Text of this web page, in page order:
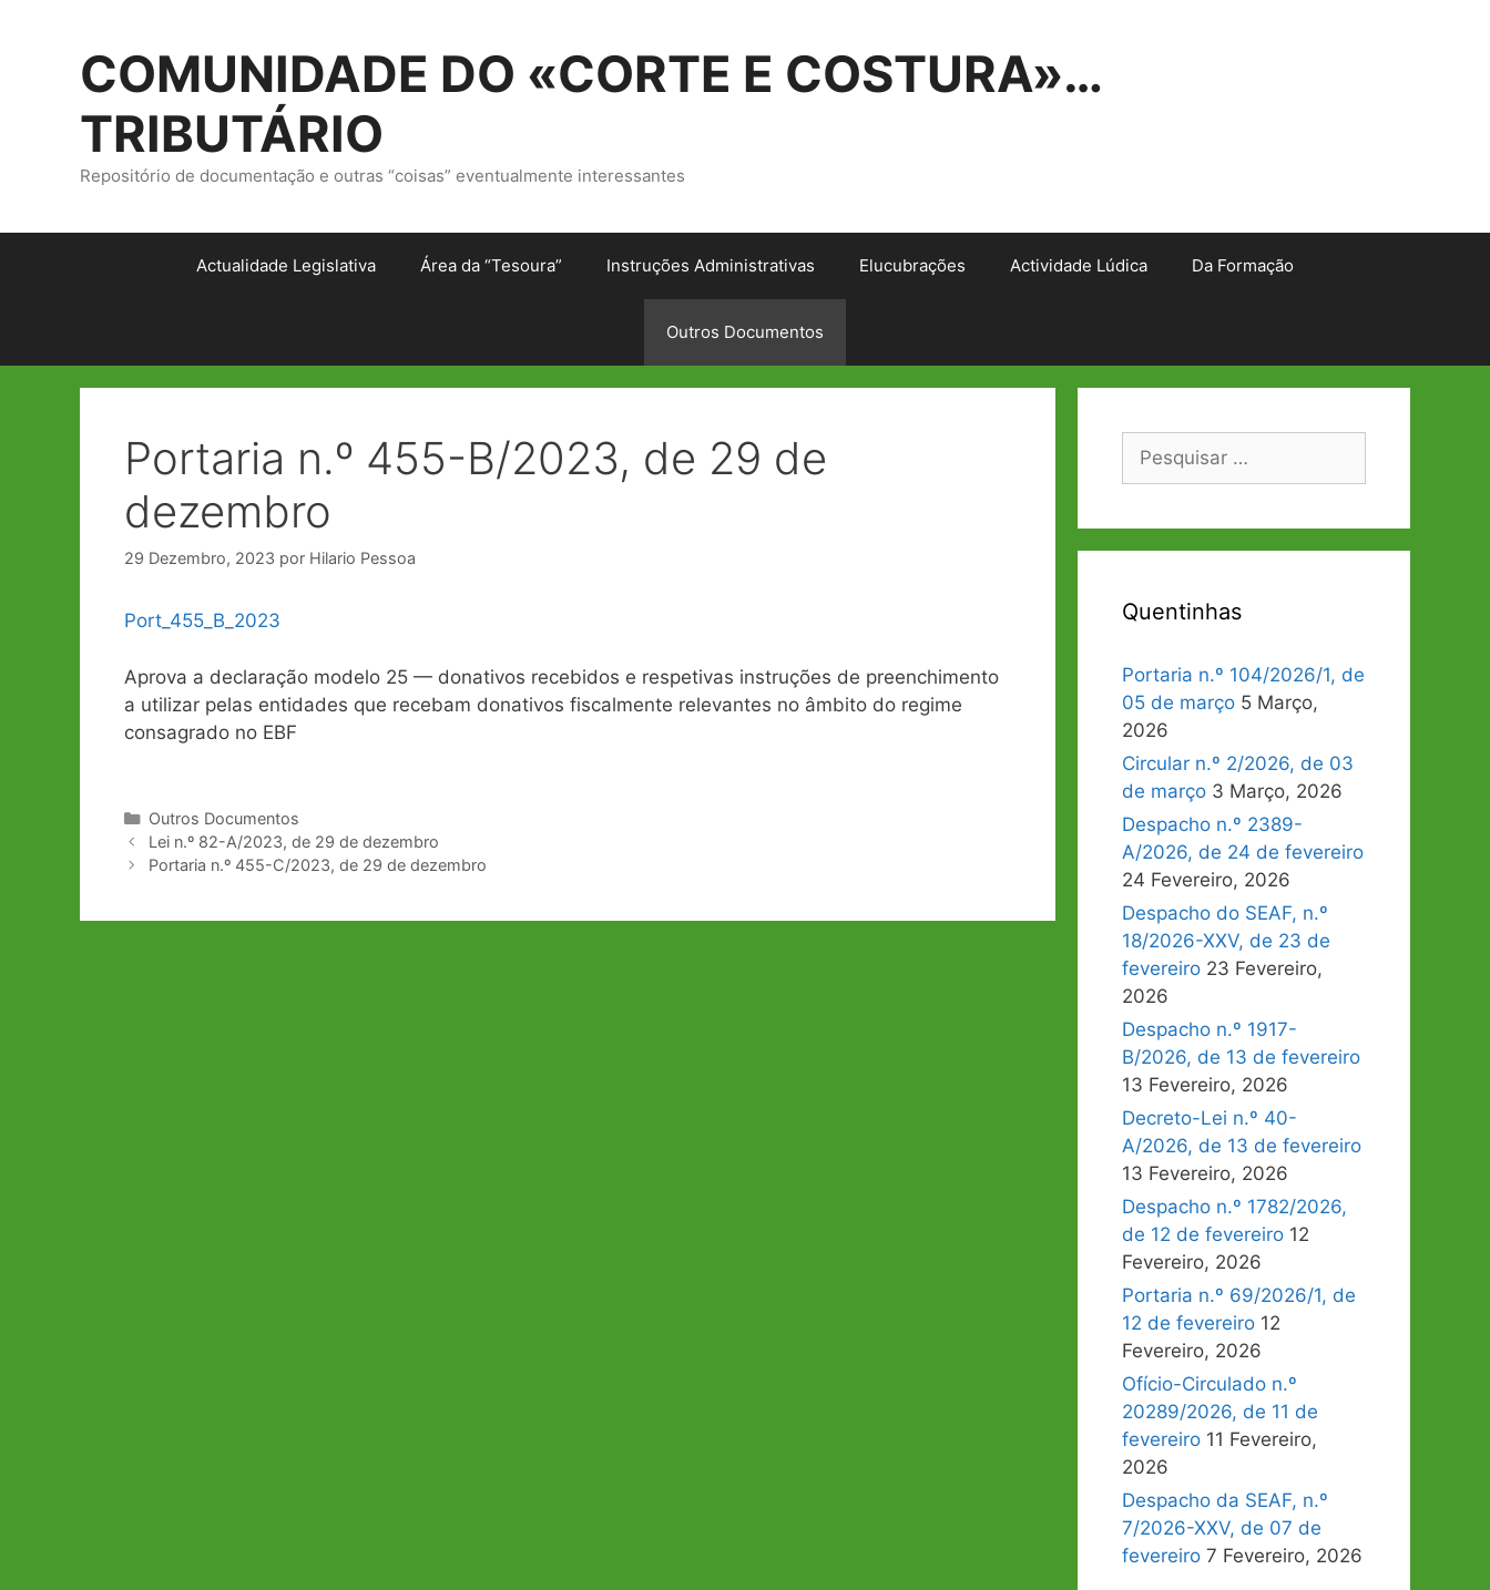
COMUNIDADE DO «CORTE E COSTURA»…
TRIBUTÁRIO
Repositório de documentação e outras “coisas” eventualmente interessantes
Actualidade Legislativa Área da “Tesoura” Instruções Administrativas Elucubrações Actividade Lúdica Da Formação
Outros Documentos
Portaria n.º 455-B/2023, de 29 de
dezembro
29 Dezembro, 2023 por Hilario Pessoa
Port_455_B_2023
Aprova a declaração modelo 25 — donativos recebidos e respetivas instruções de preenchimento
a utilizar pelas entidades que recebam donativos fiscalmente relevantes no âmbito do regime
consagrado no EBF
Categorias
Outros Documentos
Navegação
de
Lei n.º 82-A/2023, de 29 de dezembro
Portaria n.º 455-C/2023, de 29 de dezembro
Pesquisar
Quentinhas
Portaria n.º 104/2026/1, de
05 de março 5 Março,
2026
Circular n.º 2/2026, de 03
de março 3 Março, 2026
Despacho n.º 2389-
A/2026, de 24 de fevereiro
24 Fevereiro, 2026
Despacho do SEAF, n.º
18/2026-XXV, de 23 de
fevereiro 23 Fevereiro,
2026
Despacho n.º 1917-
B/2026, de 13 de fevereiro
13 Fevereiro, 2026
Decreto-Lei n.º 40-
A/2026, de 13 de fevereiro
13 Fevereiro, 2026
Despacho n.º 1782/2026,
de 12 de fevereiro 12
Fevereiro, 2026
Portaria n.º 69/2026/1, de
12 de fevereiro 12
Fevereiro, 2026
Ofício-Circulado n.º
20289/2026, de 11 de
fevereiro 11 Fevereiro,
2026
Despacho da SEAF, n.º
7/2026-XXV, de 07 de
fevereiro 7 Fevereiro, 2026